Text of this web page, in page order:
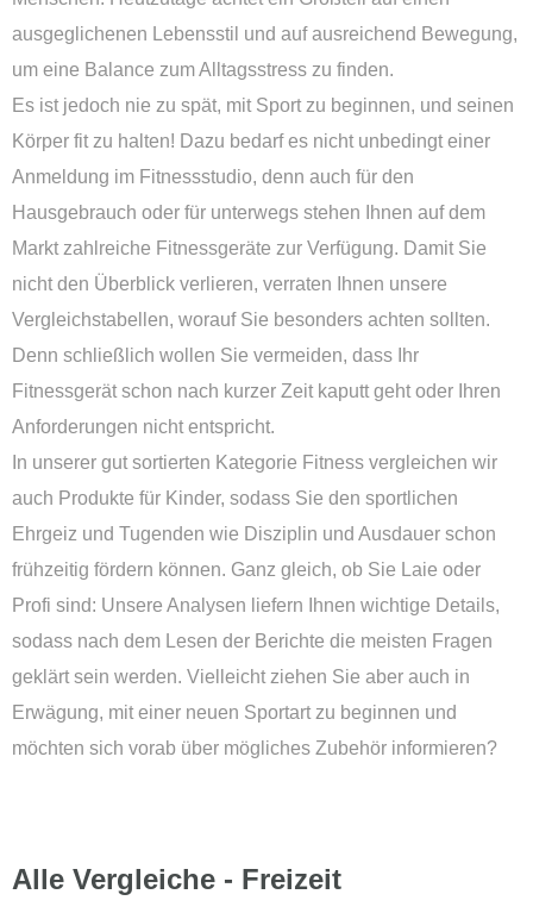
ausgeglichenen Lebensstil und auf ausreichend Bewegung,
um eine Balance zum Alltagsstress zu finden.
Es ist jedoch nie zu spät, mit Sport zu beginnen, und seinen
Körper fit zu halten! Dazu bedarf es nicht unbedingt einer
Anmeldung im Fitnessstudio, denn auch für den
Hausgebrauch oder für unterwegs stehen Ihnen auf dem
Markt zahlreiche Fitnessgeräte zur Verfügung. Damit Sie
nicht den Überblick verlieren, verraten Ihnen unsere
Vergleichstabellen, worauf Sie besonders achten sollten.
Denn schließlich wollen Sie vermeiden, dass Ihr
Fitnessgerät schon nach kurzer Zeit kaputt geht oder Ihren
Anforderungen nicht entspricht.
In unserer gut sortierten Kategorie Fitness vergleichen wir
auch Produkte für Kinder, sodass Sie den sportlichen
Ehrgeiz und Tugenden wie Disziplin und Ausdauer schon
frühzeitig fördern können. Ganz gleich, ob Sie Laie oder
Profi sind: Unsere Analysen liefern Ihnen wichtige Details,
sodass nach dem Lesen der Berichte die meisten Fragen
geklärt sein werden. Vielleicht ziehen Sie aber auch in
Erwägung, mit einer neuen Sportart zu beginnen und
möchten sich vorab über mögliches Zubehör informieren?
Alle Vergleiche - Freizeit